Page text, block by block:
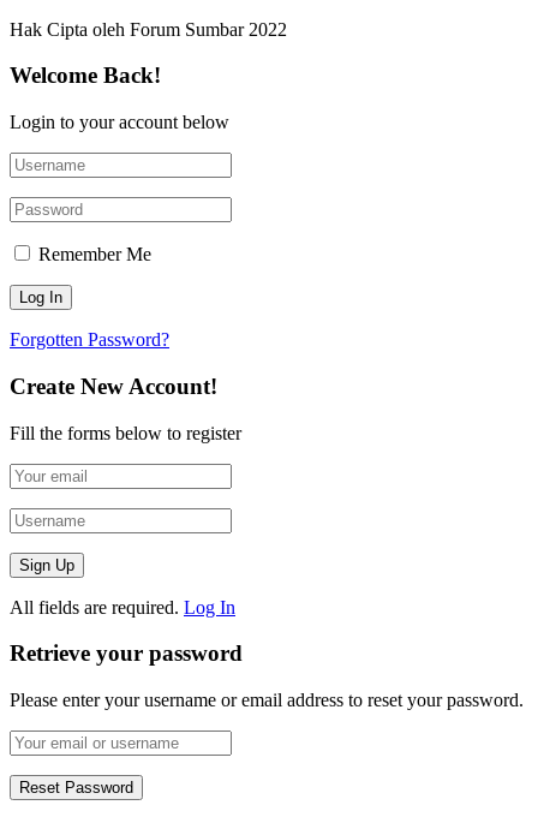
Hak Cipta oleh Forum Sumbar 2022
Welcome Back!
Login to your account below
Remember Me
Forgotten Password?
Create New Account!
Fill the forms below to register
All fields are required. Log In
Retrieve your password
Please enter your username or email address to reset your password.